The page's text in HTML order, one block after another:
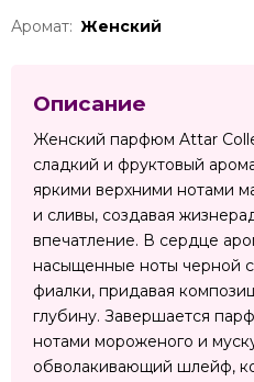
Аромат: Женский
Описание
Женский парфюм Attar
сладкий и фруктовый
яркими верхними нотами
и сливы, создавая
впечатление. В сердце
насыщенные ноты черной
фиалки, придавая
глубину. Завершается
нотами мороженого и
обволакивающий шлейф,